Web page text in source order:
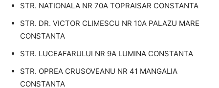
STR. NATIONALA NR 70A TOPRAISAR CONSTANTA
STR. DR. VICTOR CLIMESCU NR 10A PALAZU MARE
CONSTANTA
STR. LUCEAFARULUI NR 9A LUMINA CONSTANTA
STR. OPREA CRUSOVEANU NR 41 MANGALIA
CONSTANTA